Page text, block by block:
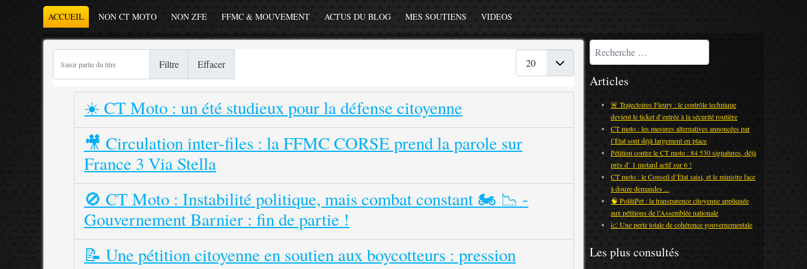
ACCUEIL NON CT MOTO NON ZFE FFMC & MOUVEMENT ACTUS DU BLOG MES SOUTIENS VIDEOS
Filtre Effacer
☀️ CT Moto : un été studieux pour la défense citoyenne
🎥 Circulation inter-files : la FFMC CORSE prend la parole sur
France 3 Via Stella
🚫 CT Moto : Instabilité politique, mais combat constant 🏍️ 📉 -
Gouvernement Barnier : fin de partie !
📝 Une pétition citoyenne en soutien aux boycotteurs : pression
Rechercher
Articles
🚨 Trajectoires Fleury : le contrôle technique
devient le ticket d’entrée à la sécurité routière
CT moto : les mesures alternatives annoncées par
l’État sont déjà largement en place
Pétition contre le CT moto : 84 530 signatures, déjà
près d’ 1 motard actif sur 6 !
CT moto : le Conseil d’État saisi, et le ministre face
à douze demandes ...
🧠 PolitiPet : la transparence citoyenne appliquée
aux pétitions de l’Assemblée nationale
📈 Une perte totale de cohérence gouvernementale
Les plus consultés